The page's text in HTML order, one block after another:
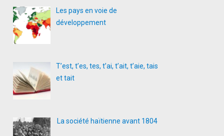
Les pays en voie de
développement
T’est, t’es, tes, t’ai, t’ait, t’aie, tais
et tait
La société haïtienne avant 1804